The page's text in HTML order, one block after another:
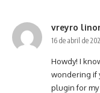
vreyro
16 de abril de
Howdy! I
wondering if
plugin for my